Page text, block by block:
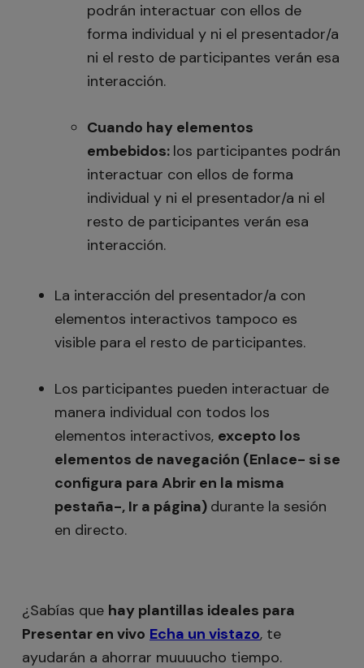
podrán interactuar con ellos de
forma individual y ni el presentador/a
ni el resto de participantes verán esa
interacción.
Cuando hay elementos
embebidos: los participantes podrán
interactuar con ellos de forma
individual y ni el presentador/a ni el
resto de participantes verán esa
interacción.
La interacción del presentador/a con
elementos interactivos tampoco es
visible para el resto de participantes.
Los participantes pueden interactuar de
manera individual con todos los
elementos interactivos, excepto los
elementos de navegación (Enlace- si se
configura para Abrir en la misma
pestaña-, Ir a página) durante la sesión
en directo.
¿Sabías que hay plantillas ideales para
Presentar en vivo Echa un vistazo, te
ayudarán a ahorrar muuuucho tiempo.